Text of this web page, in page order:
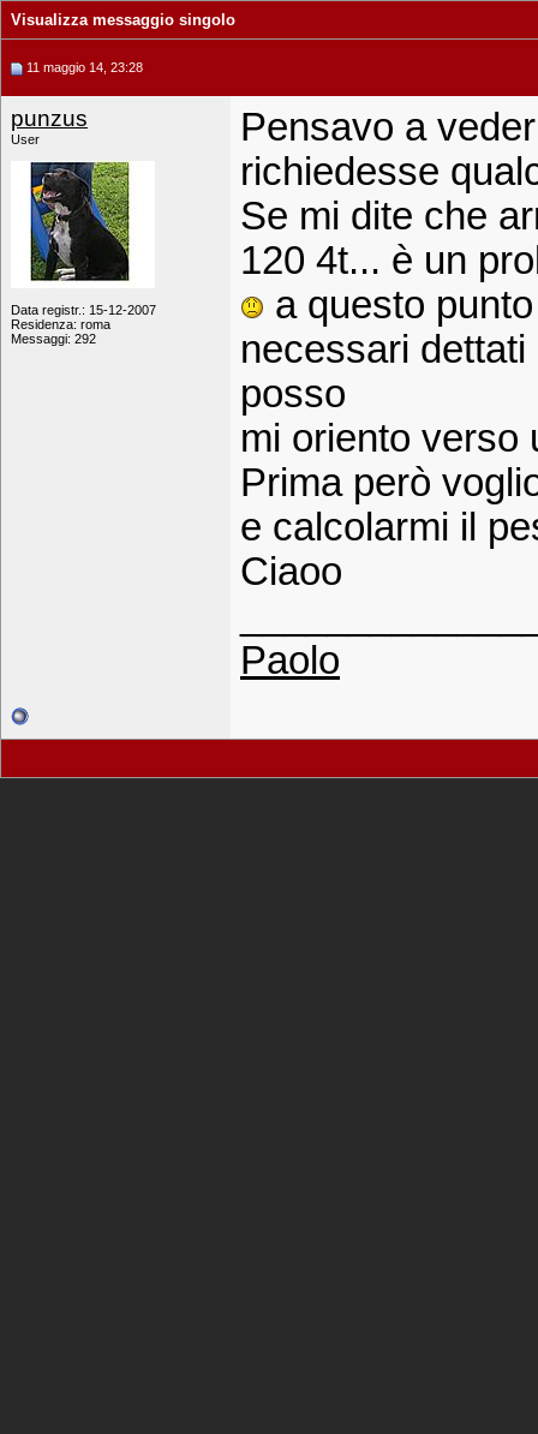
Visualizza messaggio singolo
11 maggio 14, 23:28
punzus
User
Data registr.: 15-12-2007
Residenza: roma
Messaggi: 292
Pensavo a
richiedesse
Se mi dite che
120 4t... è un
a questo
necessari
posso
mi oriento verso
Prima però
e calcolarmi il
Ciaoo
Paolo